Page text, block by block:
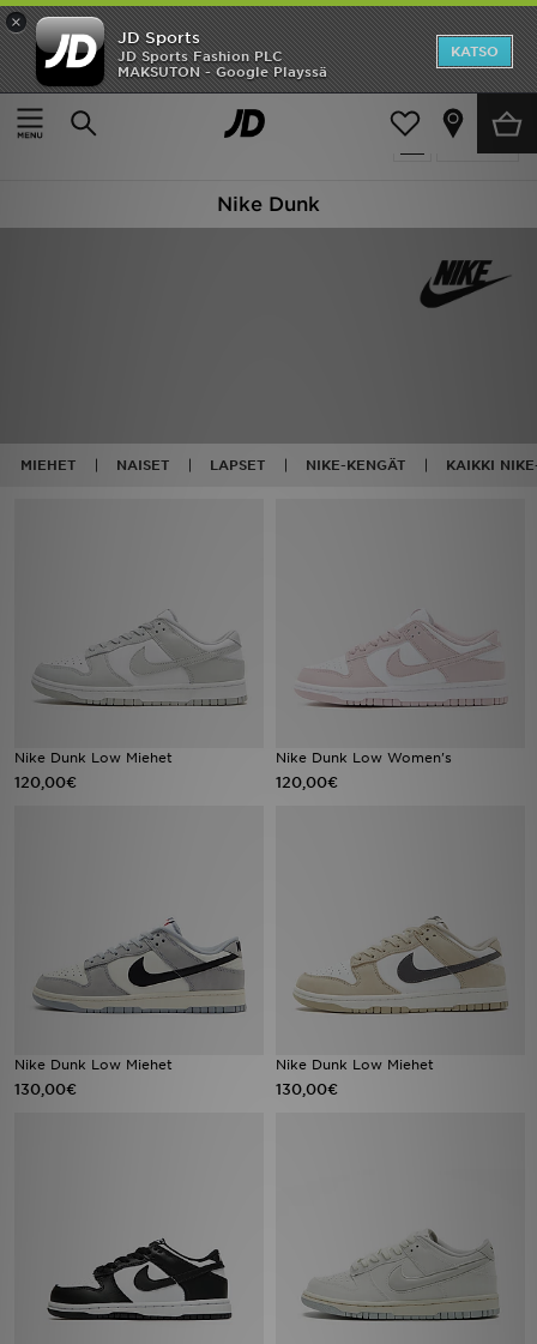
×
JD Sports
JD Sports Fashion PLC
MAKSUTON - Google Playssä
KATSO
Etusivu
Nike Dunk
Suodata
20 tuotetta
Nike Dunk
MIEHET NAISET LAPSET NIKE-KENGÄT KAIKKI
Nike Dunk Low Miehet
120,00€
Nike Dunk Low Women's
120,00€
Nike Dunk Low Miehet
130,00€
Nike Dunk Low Miehet
130,00€
Etusivu
Ale
Lataa JD-sovellus
Minun JD
Minun viestini